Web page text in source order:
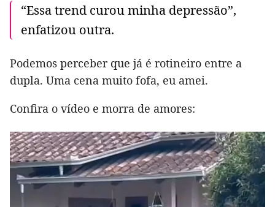
“Essa trend curou minha depressão”,
enfatizou outra.
Podemos perceber que já é rotineiro entre a
dupla. Uma cena muito fofa, eu amei.
Confira o vídeo e morra de amores: